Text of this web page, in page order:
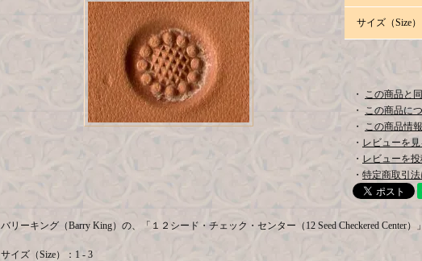
サイズ（Size）
・ この商品と
・ この商品に
・ この商品情
・ レビューを
・ レビューを
・ 特定商取引
バリーキング（Barry King）の、「１２シード・チェック・センター（12 Seed Checkered Center）
サイズ（Size）：1 - 3